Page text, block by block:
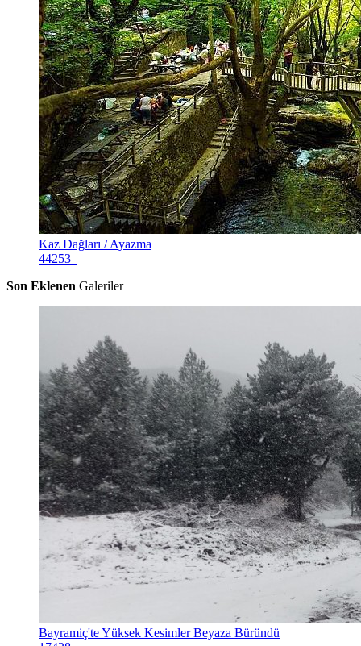
Kaz Dağları / Ayazma
44253
Son Eklenen Galeriler
Bayramiç'te Yüksek Kesimler Beyaza Büründü